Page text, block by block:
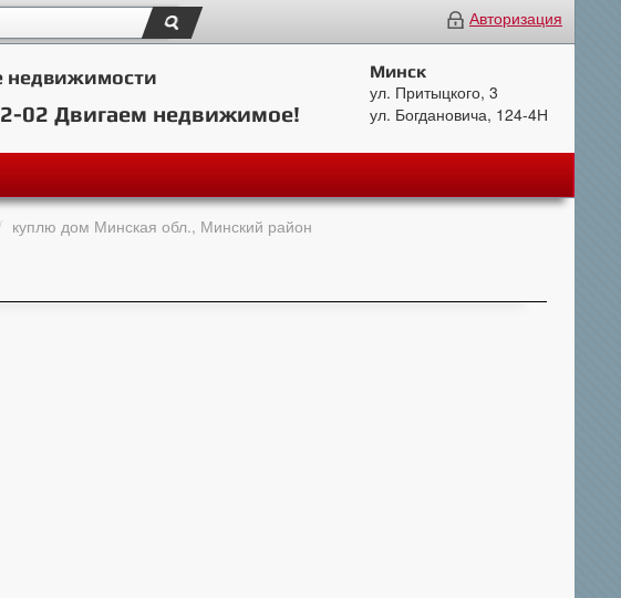
Авторизация
недвижимости
02 Двигаем недвижимое!
Минск
ул. Притыцкого, 3
ул. Богдановича, 124-4Н
куплю дом Минская обл., Минский район